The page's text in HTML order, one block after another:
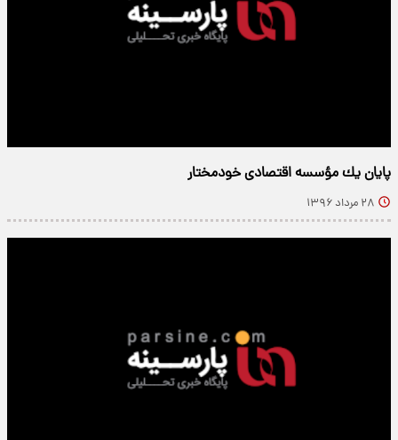
پايان يك مؤسسه اقتصادی خودمختار
۲۸ مرداد ۱۳۹۶